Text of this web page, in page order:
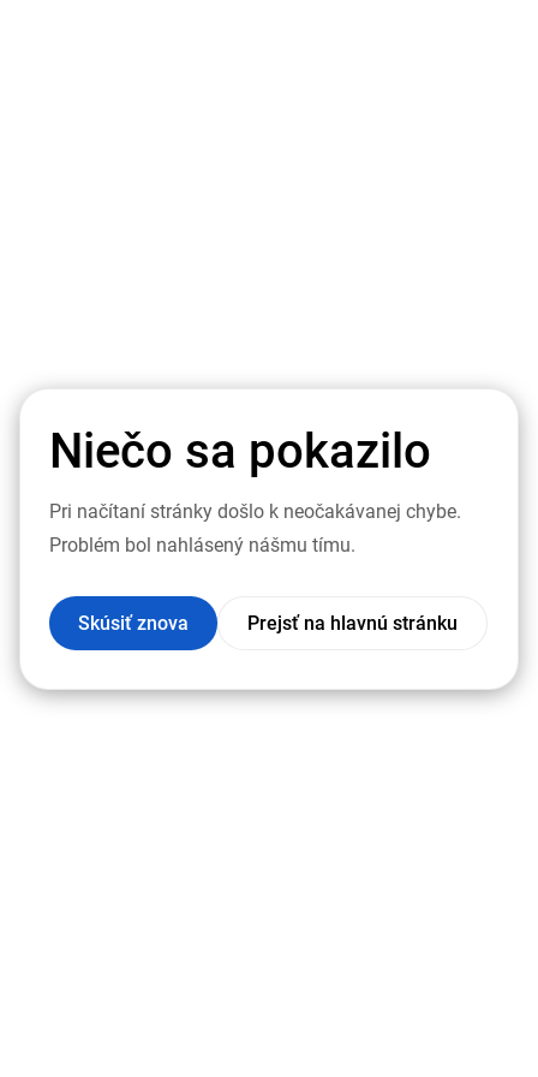
Niečo sa pokazilo
Pri načítaní stránky došlo k neočakávanej chybe.
Problém bol nahlásený nášmu tímu.
Skúsiť znova Prejsť na hlavnú stránku